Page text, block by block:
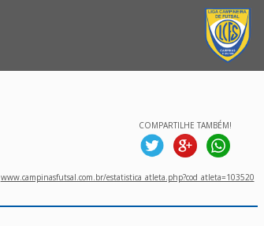
COMPARTILHE TAMBÉM!
www.campinasfutsal.com.br/estatistica_atleta.php?cod_atleta=103520